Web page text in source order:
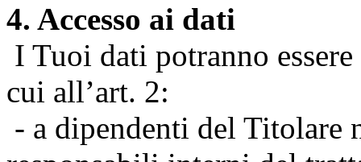
4. Accesso ai dati
I Tuoi dati potranno
cui all’art. 2:
- a dipendenti del Titolare